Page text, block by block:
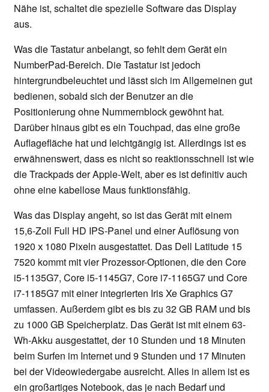
Nähe ist, schaltet die spezielle Software das Display
aus.
Was die Tastatur anbelangt, so fehlt dem Gerät ein
NumberPad-Bereich. Die Tastatur ist jedoch
hintergrundbeleuchtet und lässt sich im Allgemeinen gut
bedienen, sobald sich der Benutzer an die
Positionierung ohne Nummernblock gewöhnt hat.
Darüber hinaus gibt es ein Touchpad, das eine große
Auflagefläche hat und leichtgängig ist. Allerdings ist es
erwähnenswert, dass es nicht so reaktionsschnell ist wie
die Trackpads der Apple-Welt, aber es ist definitiv auch
ohne eine kabellose Maus funktionsfähig.
Was das Display angeht, so ist das Gerät mit einem
15,6-Zoll Full HD IPS-Panel und einer Auflösung von
1920 х 1080 Pixeln ausgestattet. Das Dell Latitude 15
7520 kommt mit vier Prozessor-Optionen, die den Core
i5-1135G7, Core i5-1145G7, Core i7-1165G7 und Core
i7-1185G7 mit einer integrierten Iris Xe Graphics G7
umfassen. Außerdem gibt es bis zu 32 GB RAM und bis
zu 1000 GB Speicherplatz. Das Gerät ist mit einem 63-
Wh-Akku ausgestattet, der 10 Stunden und 18 Minuten
beim Surfen im Internet und 9 Stunden und 17 Minuten
bei der Videowiedergabe ausreicht. Alles in allem ist es
ein großartiges Notebook, das je nach Bedarf und